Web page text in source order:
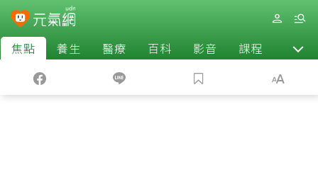
焦點 養生 醫療 百科 影音 課程 退休